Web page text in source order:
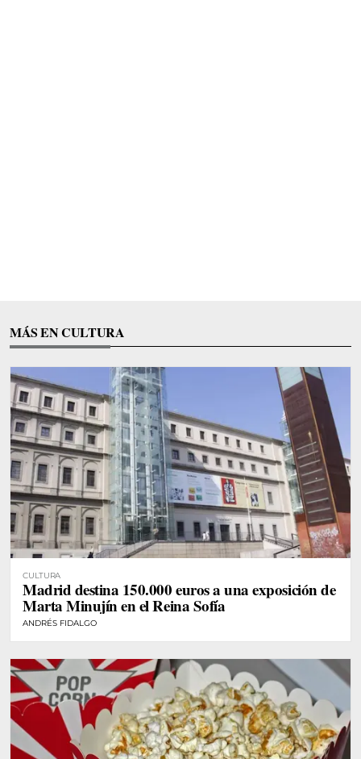
MÁS EN CULTURA
CULTURA
Madrid destina 150.000 euros a una exposición de
Marta Minujín en el Reina Sofía
ANDRÉS FIDALGO